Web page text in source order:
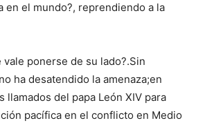
en el mundo?, reprendiendo a la
vale ponerse de su lado?.Sin
ha desatendido la amenaza;en
llamados del papa León XIV para
pacífica en el conflicto en Medio